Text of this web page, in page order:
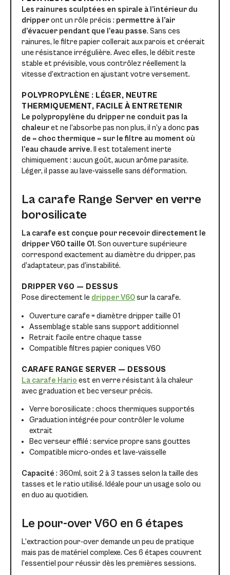
Les rainures sculptées en spirale à l’intérieur du
dripperont un rôle précis : permettre à l’air
d’évacuer pendant que l’eau passe. Sans ces
rainures, le filtre papier collerait aux parois et créerait
une résistance irrégulière. Avec elles, le débit reste
stable et prévisible, vous contrôlez réellement la
vitesse d’extraction en ajustant votre versement.
POLYPROPYLÈNE : LÉGER, NEUTRE
THERMIQUEMENT, FACILE À ENTRETENIR
Le polypropylène du dripper ne conduit pas la
chaleuret ne l’absorbe pas non plus, il n’y a donc pas
de « choc thermique » sur le filtre au moment où
l’eau chaude arrive. Il est totalement inerte
chimiquement : aucun goût, aucun arôme parasite.
Léger, il passe au lave-vaisselle sans déformation.
La carafe Range Server en verre
borosilicate
La carafe est conçue pour recevoir directement le
dripper V60 taille 01. Son ouverture supérieure
correspond exactement au diamètre du dripper, pas
d’adaptateur, pas d’instabilité.
DRIPPER V60 — DESSUS
Pose directement le dripper V60sur la carafe.
Ouverture carafe = diamètre dripper taille 01
Assemblage stable sans support additionnel
Retrait facile entre chaque tasse
Compatible filtres papier coniques V60
CARAFE RANGE SERVER — DESSOUS
La carafe Hario est en verre résistant à la chaleur
avec graduation et bec verseur précis.
Verre borosilicate : chocs thermiques supportés
Graduation intégrée pour contrôler le volume
extrait
Bec verseur effilé : service propre sans gouttes
Compatible micro-ondes et lave-vaisselle
Capacité : 360ml, soit 2 à 3 tasses selon la taille des
tasses et le ratio utilisé. Idéale pour un usage solo ou
en duo au quotidien.
Le pour-over V60 en 6 étapes
L’extraction pour-over demande un peu de pratique
mais pas de matériel complexe. Ces 6 étapes couvrent
l’essentiel pour réussir dès les premières sessions.